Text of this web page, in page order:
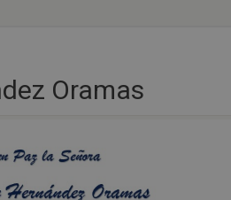
Oramas